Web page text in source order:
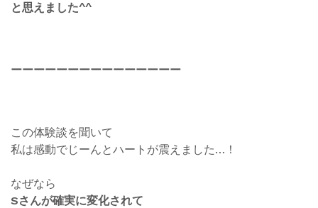
と思えました^^
ーーーーーーーーーーーーーーー
この体験談を聞いて
私は感動でじーんとハートが震えました…！
なぜなら
Sさんが確実に変化されて